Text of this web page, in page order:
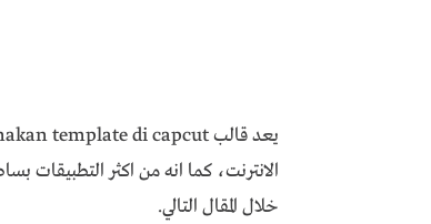
الانترنت، كما انه من اكثر التطبيقات
خلال المقال التالي.